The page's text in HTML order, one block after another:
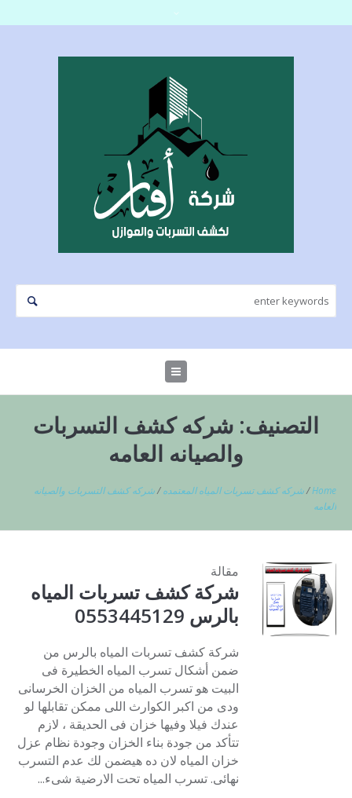
التصنيف: شركه كشف التسربات
والصيانه العامه
Home
/شركه كشف تسربات المياه المعتمده /شركه كشف التسربات والصيانه
العامه
مقالة
شركة كشف تسربات المياه
بالرس 0553445129
شركة كشف تسربات المياه بالرس من
ضمن أشكال تسرب المياه الخطيرة فى
البيت هو تسرب المياه من الخزان الخرسانى
ودى من اكبر الكوارث اللى ممكن تقابلها لو
عندك فيلا وفيها خزان فى الحديقة ، لازم
تتأكد من جودة بناء الخزان وجودة نظام عزل
خزان المياه لان ده هيضمن لك عدم التسرب
نهائى. تسرب المياه تحت الارضية شىء...